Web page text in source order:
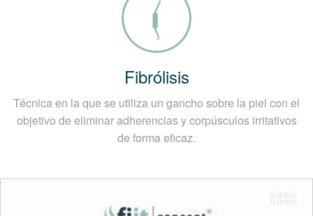
Fibrólisis
Técnica en la que se utiliza un gancho sobre la piel con el
objetivo de eliminar adherencias y corpúsculos irritativos
de forma eficaz.